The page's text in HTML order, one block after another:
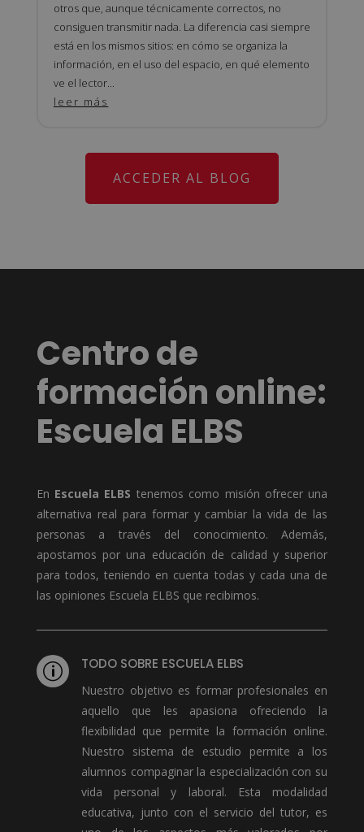
otros que, aunque técnicamente correctos, no
consiguen transmitir nada. La diferencia casi siempre
está en los mismos sitios: en cómo se organiza la
información, en el uso del espacio, en qué elemento
ve el lector...
leer más
ACCEDER AL BLOG
Centro de
formación online:
Escuela ELBS
En Escuela ELBS tenemos como misión ofrecer una
alternativa real para formar y cambiar la vida de las
personas a través del conocimiento. Además,
apostamos por una educación de calidad y superior
para todos, teniendo en cuenta todas y cada una de
las opiniones Escuela ELBS que recibimos.
p TODO SOBRE ESCUELA ELBS
Nuestro objetivo es formar profesionales en
aquello que les apasiona ofreciendo la
flexibilidad que permite la formación online.
Nuestro sistema de estudio permite a los
alumnos compaginar la especialización con su
vida personal y laboral. Esta modalidad
educativa, junto con el servicio del tutor, es